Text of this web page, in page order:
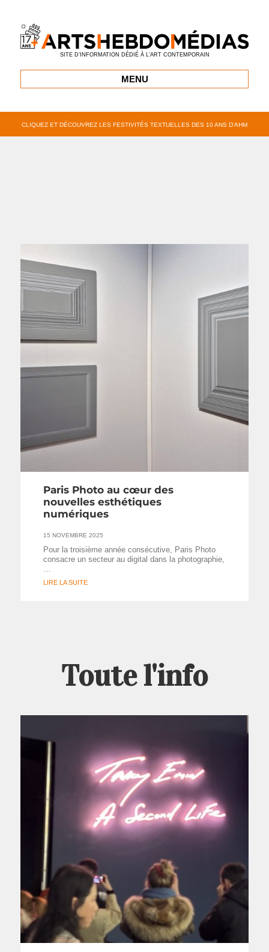
SITE D’INFORMATION DÉDIÉ À L’ART CONTEMPORAIN
MENU
CLIQUEZ ET DÉCOUVREZ LES FESTIVITÉS TEXTUELLES DES 10 ANS D’AHM
Paris Photo au cœur des
nouvelles esthétiques
numériques
15 NOVEMBRE 2025
Pour la troisième année consécutive, Paris Photo
consacre un secteur au digital dans la photographie,
…
LIRE LA SUITE
Toute l'info